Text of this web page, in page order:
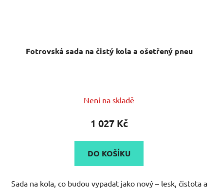
Fotrovská sada na čistý kola a ošetřený pneu
Není na skladě
1 027 Kč
DO KOŠÍKU
Sada na kola, co budou vypadat jako nový – lesk, čistota a